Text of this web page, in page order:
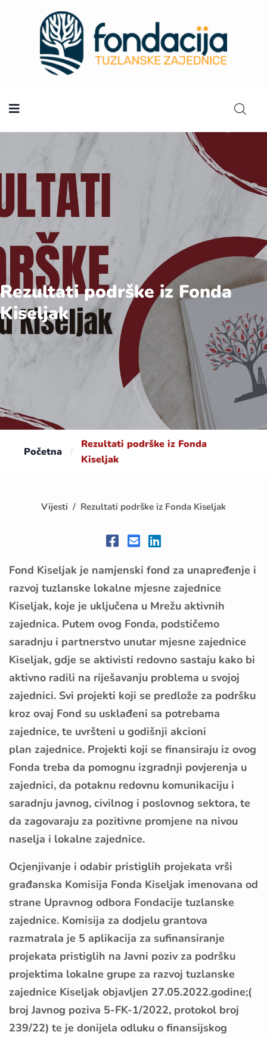
Početna
Rezultati podrške iz Fonda
Kiseljak
Početna /
Rezultati podrške iz Fonda
Kiseljak
Vijesti Rezultati podrške iz Fonda Kiseljak
Fond Kiseljak je namjenski fond za unapređenje i
razvoj tuzlanske lokalne mjesne zajednice
Kiseljak, koje je uključena u Mrežu aktivnih
zajednica. Putem ovog Fonda, podstičemo
saradnju i partnerstvo unutar mjesne zajednice
Kiseljak, gdje se aktivisti redovno sastaju kako bi
aktivno radili na riješavanju problema u svojoj
zajednici. Svi projekti koji se predlože za podršku
kroz ovaj Fond su usklađeni sa potrebama
zajednice, te uvršteni u godišnji akcioni
plan zajednice. Projekti koji se finansiraju iz ovog
Fonda treba da pomognu izgradnji povjerenja u
zajednici, da potaknu redovnu komunikaciju i
saradnju javnog, civilnog i poslovnog sektora, te
da zagovaraju za pozitivne promjene na nivou
naselja i lokalne zajednice.
Ocjenjivanje i odabir pristiglih projekata vrši
građanska Komisija Fonda Kiseljak imenovana od
strane Upravnog odbora Fondacije tuzlanske
zajednice. Komisija za dodjelu grantova
razmatrala je 5 aplikacija za sufinansiranje
projekata pristiglih na Javni poziv za podršku
projektima lokalne grupe za razvoj tuzlanske
zajednice Kiseljak objavljen 27.05.2022.godine;(
broj Javnog poziva 5-FK-1/2022, protokol broj
239/22) te je donijela odluku o finansijskog